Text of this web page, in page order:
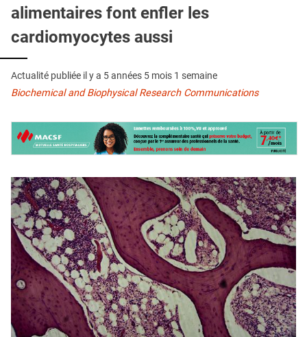
CRÉDITS
alimentaires font enfler les
cardiomyocytes aussi
Actualité publiée il y a 5 années 5 mois 1 semaine
Biochemical and Biophysical Research Communications